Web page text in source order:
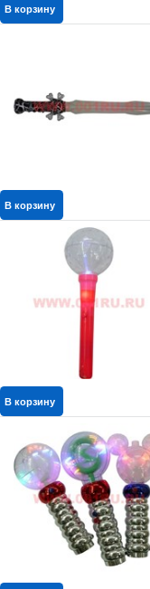
В корзину
В корзину
В корзину